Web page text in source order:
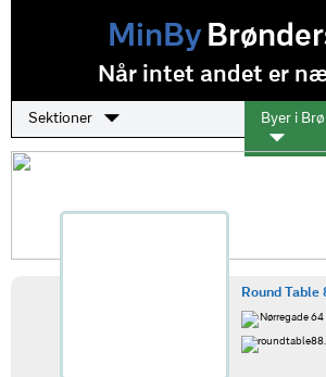
MinBy
Når intet andet er
Sektioner Byer i
Round Table
Nørregade